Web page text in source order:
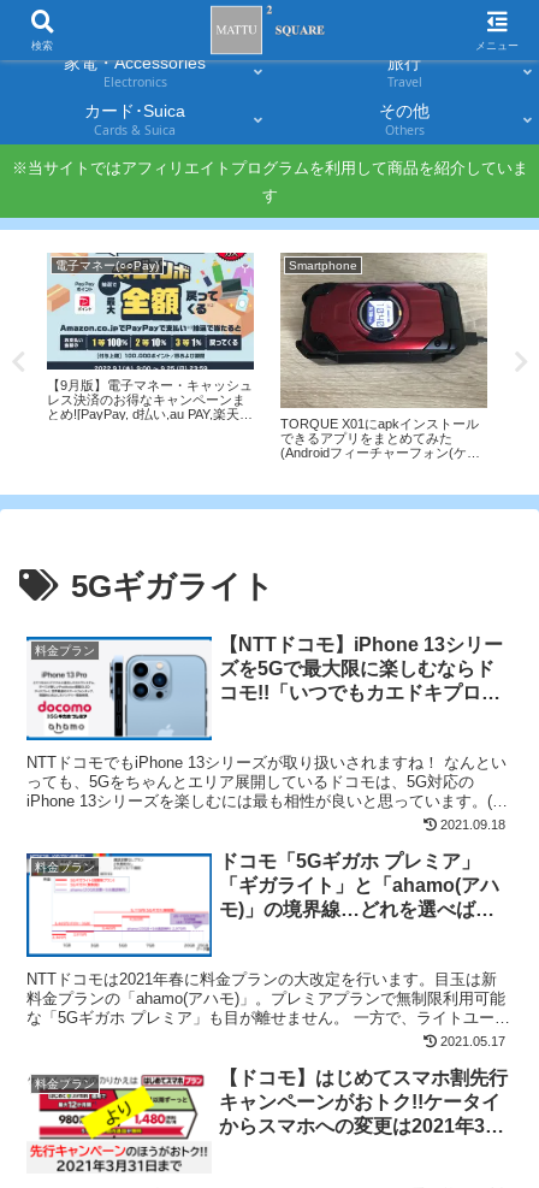
家電・Accessories
Electronics
旅行
Travel
カード･Suica
Cards & Suica
その他
Others
※当サイトではアフィリエイトプログラムを利用して商品を紹介していま
す
電子マネー(○○Pay)
【9月版】電子マネー・キャッシュ
レス決済のお得なキャンペーンま
とめ![PayPay, d払い,au PAY,楽天
Smartphone
TORQUE X01にapkインストール
できるアプリをまとめてみた
(Androidフィーチャーフォン(ケー
5Gギガライト
料金プラン
【NTTドコモ】iPhone 13シリー
ズを5Gで最大限に楽しむならド
コモ!!「いつでもカエドキプログ
還元キャンペーンまとめ
NTTドコモでもiPhone 13シリーズが取り扱いされますね！ なんとい
っても、5Gをちゃんとエリア展開しているドコモは、5G対応の
iPhone 13シリーズを楽しむには最も相性が良いと思っています。(
2021.09.18
料金プラン
ドコモ「5Gギガホ プレミア」
「ギガライト」と「ahamo(アハ
モ)」の境界線…どれを選べばい
NTTドコモは2021年春に料金プランの大改定を行います。目玉は新
料金プランの「ahamo(アハモ)」。プレミアプランで無制限利用可能
な「5Gギガホ プレミア」も目が離せません。 一方で、ライトユーザ
2021.05.17
料金プラン
【ドコモ】はじめてスマホ割先行
キャンペーンがおトク!!ケータイ
からスマホへの変更は2021年3月
検索 メニュー